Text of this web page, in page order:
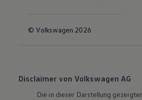
© Volkswagen 2026
Disclaimer von Volkswagen AG
Die in dieser Darstellung